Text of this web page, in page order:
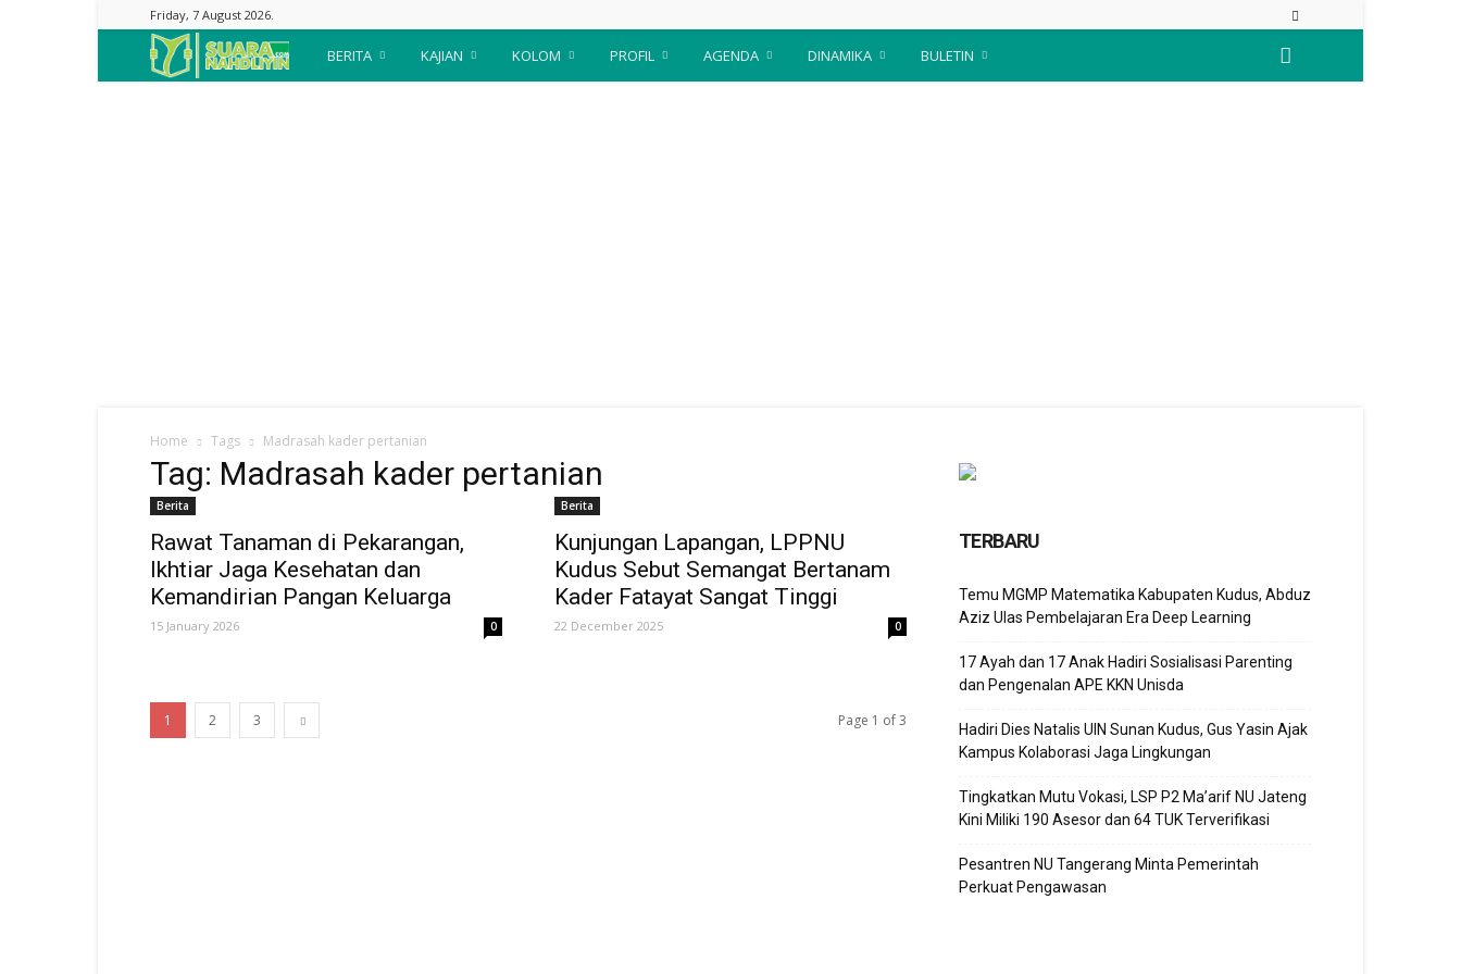
Friday, 7 August 2026.
Suara
BERITA KAJIAN KOLOM PROFIL AGENDA DINAMIKA BULETIN
Home Tags Madrasah kader pertanian
Tag: Madrasah kader pertanian
Berita
Rawat Tanaman di Pekarangan,
Ikhtiar Jaga Kesehatan dan
Kemandirian Pangan Keluarga
15 January 2026 0
Berita
Kunjungan Lapangan, LPPNU
Kudus Sebut Semangat Bertanam
Kader Fatayat Sangat Tinggi
22 December 2025 0
1 2 3 Page 1 of 3
TERBARU
Temu MGMP Matematika Kabupaten Kudus, Abduz
Aziz Ulas Pembelajaran Era Deep Learning
17 Ayah dan 17 Anak Hadiri Sosialisasi Parenting
dan Pengenalan APE KKN Unisda
Hadiri Dies Natalis UIN Sunan Kudus, Gus Yasin Ajak
Kampus Kolaborasi Jaga Lingkungan
Tingkatkan Mutu Vokasi, LSP P2 Ma’arif NU Jateng
Kini Miliki 190 Asesor dan 64 TUK Terverifikasi
Pesantren NU Tangerang Minta Pemerintah
Perkuat Pengawasan